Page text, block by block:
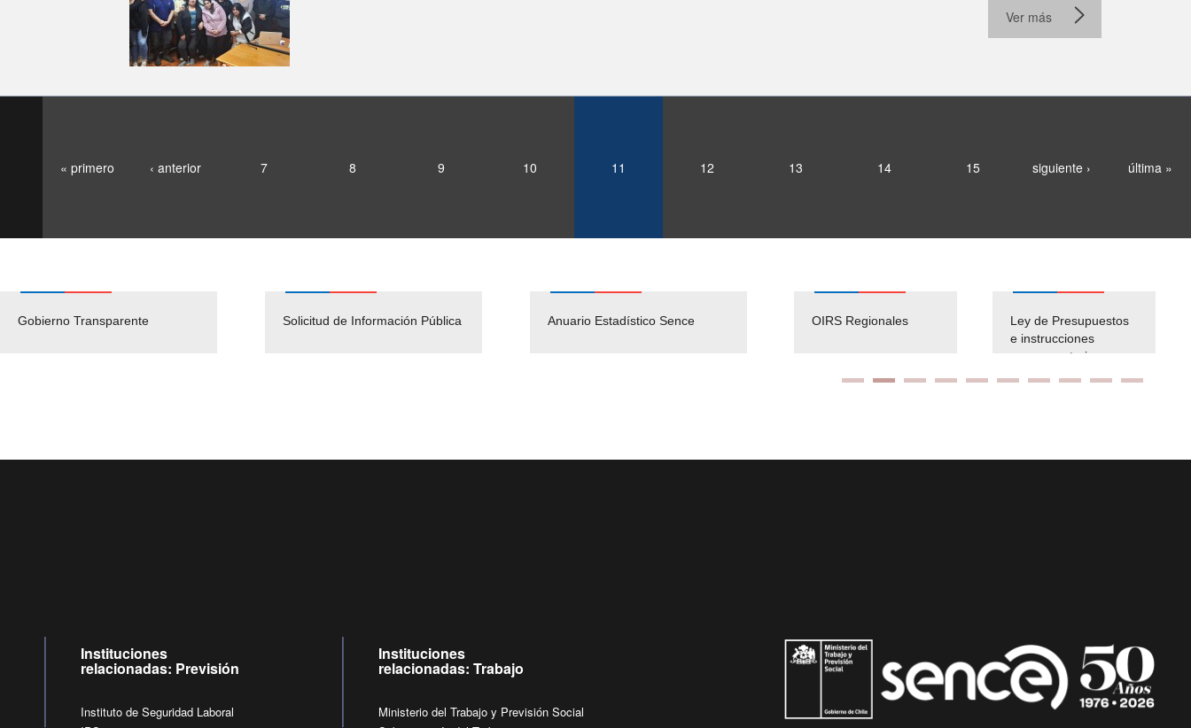
Ver más
« primero ‹ anterior 7 8 9 10 11 12 13 14 15 siguiente › última »
Gobierno Transparente Solicitud de Información Pública Anuario Estadístico Sence
Pago Proveedores
Empleos Públicos
Solicitud Audiencias y
OIRS Regionales
Ley de Presupuestos
e instrucciones
presuspuetarias
Instituciones
relacionadas: Previsión
Instituto de Seguridad Laboral
Instituciones
relacionadas: Trabajo
Ministerio del Trabajo y Previsión Social